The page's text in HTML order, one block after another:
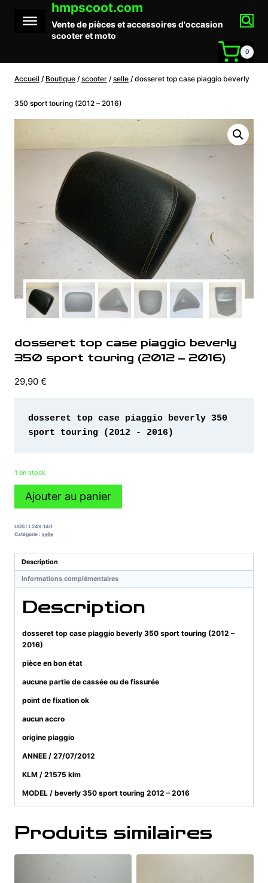
contenu
hmpscoot.com
Vente de pièces et accessoires d'occasion
scooter et moto
0
Accueil / Boutique / scooter / selle / dosseret top case piaggio beverly
350 sport touring (2012 – 2016)
dosseret top case piaggio beverly
350 sport touring (2012 – 2016)
29,90 €
dosseret top case piaggio beverly 350
sport touring (2012 - 2016)
1 en stock
quantité
top
case
beverly
350
sport
(2012
Ajouter au panier
UGS : L249.140
Catégorie : selle
Description
Informations complémentaires
Description
dosseret top case piaggio beverly 350 sport touring (2012 –
2016)
pièce en bon état
aucune partie de cassée ou de fissurée
point de fixation ok
aucun accro
origine piaggio
ANNEE / 27/07/2012
KLM / 21575 klm
MODEL / beverly 350 sport touring 2012 – 2016
Produits similaires